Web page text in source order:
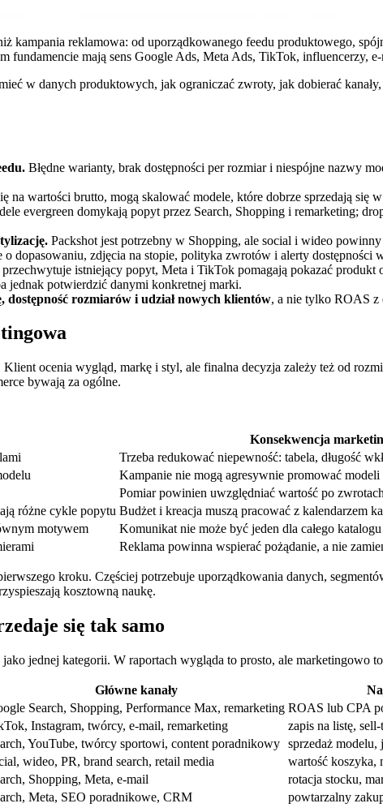
kampania reklamowa: od uporządkowanego feedu produktowego,
fundamencie mają sens Google Ads, Meta Ads, TikTok, influencerzy,
w danych produktowych, jak ograniczać zwroty, jak dobierać
Błędne warianty, brak dostępności per rozmiar i niespójne nazwy
na wartości brutto, mogą skalować modele, które dobrze sprzedają się
evergreen domykają popyt przez Search, Shopping i remarketing;
Packshot jest potrzebny w Shopping, ale social i wideo
o dopasowaniu, zdjęcia na stopie, polityka zwrotów i alerty dostępności
przechwytuje istniejący popyt, Meta i TikTok pomagają pokazać
jednak potwierdzić danymi konkretnej marki.
rozmiarów i udział nowych klientów, a nie tylko ROAS z
ocenia wygląd, markę i styl, ale finalna decyzja zależy też od
bywają za ogólne.
Konsekwencja
Trzeba redukować niepewność: tabela, długość
Kampanie nie mogą agresywnie promować modeli
Pomiar powinien uwzględniać wartość po
różne cykle popytu Budżet i kreacja muszą pracować z kalendarzem
motywem
Komunikat nie może być jeden dla całego katalogu
Reklama powinna wspierać pożądanie, a nie
kroku. Częściej potrzebuje uporządkowania danych,
kosztowną naukę.
się tak samo
jednej kategorii. W raportach wygląda to prosto, ale marketingowo
Główne kanały
Search, Shopping, Performance Max, remarketing ROAS lub CPA
Instagram, twórcy, e-mail, remarketing
zapis na listę,
YouTube, twórcy sportowi, content poradnikowy sprzedaż modelu,
wideo, PR, brand search, retail media
wartość koszyka,
Shopping, Meta, e-mail
rotacja stocku,
Meta, SEO poradnikowe, CRM powtarzalny